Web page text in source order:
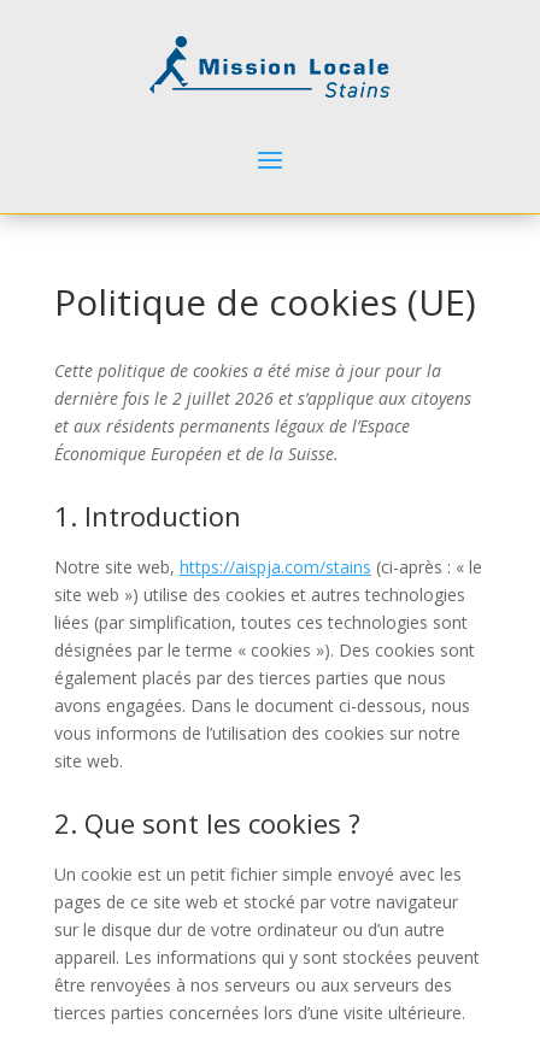
Politique de cookies (UE)
Cette politique de cookies a été mise à jour pour la
dernière fois le 2 juillet 2026 et s’applique aux citoyens
et aux résidents permanents légaux de l’Espace
Économique Européen et de la Suisse.
1. Introduction
Notre site web, https://aispja.com/stains (ci-après : « le
site web ») utilise des cookies et autres technologies
liées (par simplification, toutes ces technologies sont
désignées par le terme « cookies »). Des cookies sont
également placés par des tierces parties que nous
avons engagées. Dans le document ci-dessous, nous
vous informons de l’utilisation des cookies sur notre
site web.
2. Que sont les cookies ?
Un cookie est un petit fichier simple envoyé avec les
pages de ce site web et stocké par votre navigateur
sur le disque dur de votre ordinateur ou d’un autre
appareil. Les informations qui y sont stockées peuvent
être renvoyées à nos serveurs ou aux serveurs des
tierces parties concernées lors d’une visite ultérieure.